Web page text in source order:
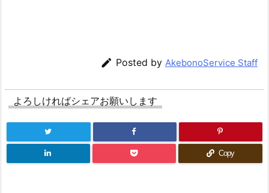
 Posted by AkebonoService Staff
よろしければシェアお願いします
Copy